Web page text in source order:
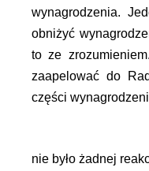
wynagrodzenia.
obniżyć
to ze
zaapelować do
części
nie było żadnej